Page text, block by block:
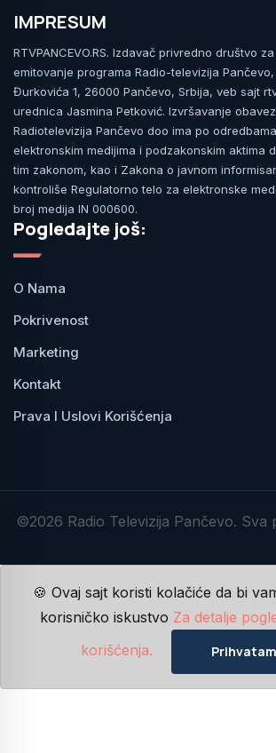
IMPRESUM
RTVPANCEVO.RS. Izdavač privredno društvo
emitovanje programa Radio-televizija
Đurkovića 1, 26000 Pančevo, Srbija, veb sajt
urednica Jasmina Petković. Izvršavanje
Radiotelevizija Pančevo doo ima po
elektronskim medijima i podzakonskim aktima
tim zakonom, kao i Zakona o javnom
kontroliše Regulatorno telo za elektronske
broj medija IN 000600.
Pogledajte još:
O Nama
Pokrivenost
Marketing
Kontakt
Prava I Uslovi Korišćenja
©2026 Radio Televizija Pančevo. Sva
🍪 Ovaj sajt koristi kolačiće da bi
korisničko iskustvo Za detalje
korišćenja.
Prihvatam